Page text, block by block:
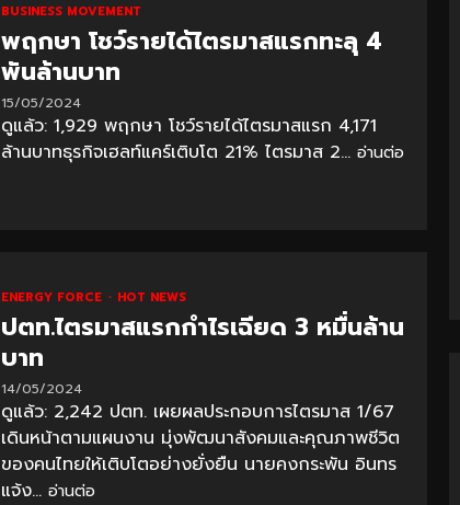
BUSINESS MOVEMENT
พฤกษา โชว์รายได้ไตรมาสแรกทะลุ 4
พันล้านบาท
15/05/2024
ดูแล้ว: 1,929 พฤกษา โชว์รายได้ไตรมาสแรก 4,171
ล้านบาทธุรกิจเฮลท์แคร์เติบโต 21% ไตรมาส 2... อ่านต่อ
ENERGY FORCE HOT NEWS
ปตท.ไตรมาสแรกกำไรเฉียด 3 หมื่นล้าน
บาท
14/05/2024
ดูแล้ว: 2,242 ปตท. เผยผลประกอบการไตรมาส 1/67
เดินหน้าตามแผนงาน มุ่งพัฒนาสังคมและคุณภาพชีวิต
ของคนไทยให้เติบโตอย่างยั่งยืน นายคงกระพัน อินทร
แจ้ง... อ่านต่อ